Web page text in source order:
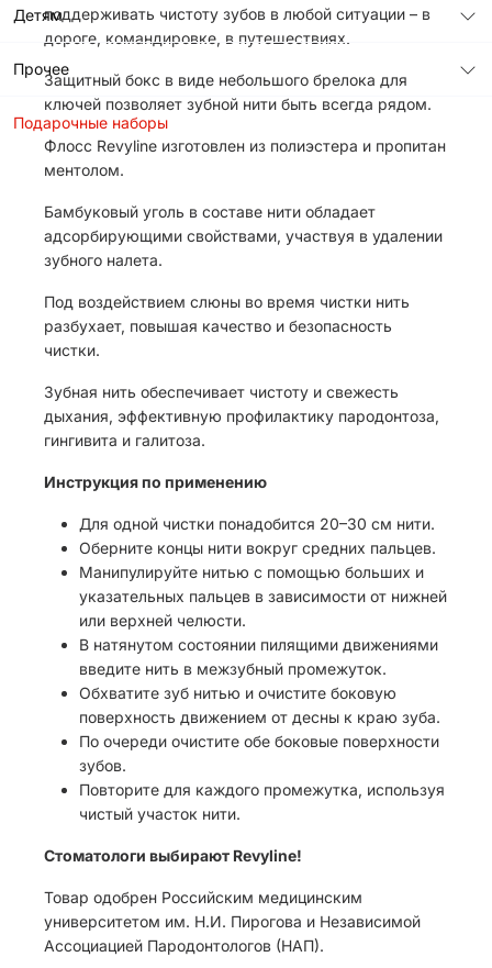
Детям
Прочее
Подарочные наборы
поддерживать чистоту зубов в любой ситуации – в
дороге, командировке, в путешествиях.
Защитный бокс в виде небольшого брелока для
ключей позволяет зубной нити быть всегда рядом.
Флосс Revyline изготовлен из полиэстера и пропитан
ментолом.
Бамбуковый уголь в составе нити обладает
адсорбирующими свойствами, участвуя в удалении
зубного налета.
Под воздействием слюны во время чистки нить
разбухает, повышая качество и безопасность
чистки.
Зубная нить обеспечивает чистоту и свежесть
дыхания, эффективную профилактику пародонтоза,
гингивита и галитоза.
Инструкция по применению
Для одной чистки понадобится 20–30 см нити.
Оберните концы нити вокруг средних пальцев.
Манипулируйте нитью с помощью больших и
указательных пальцев в зависимости от нижней
или верхней челюсти.
В натянутом состоянии пилящими движениями
введите нить в межзубный промежуток.
Обхватите зуб нитью и очистите боковую
поверхность движением от десны к краю зуба.
По очереди очистите обе боковые поверхности
зубов.
Повторите для каждого промежутка, используя
чистый участок нити.
Стоматологи выбирают Revyline!
Товар одобрен Российским медицинским
университетом им. Н.И. Пирогова и Независимой
Ассоциацией Пародонтологов (НАП).